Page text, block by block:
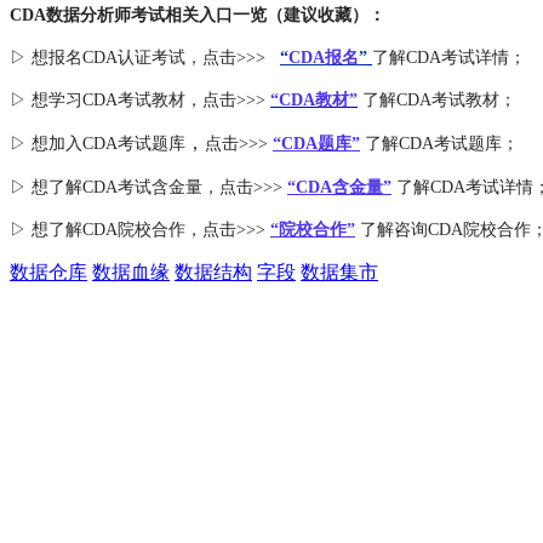
CDA数据分析师考试相关入口一览（建议收藏）：
▷ 想报名CDA认证考试，点击>>> “CDA报名” 了解CDA考试详情；
▷ 想学习CDA考试教材，点击>>> “CDA教材” 了解CDA考试教材；
▷ 想加入CDA考试题库 ， 点击>>> “CDA题库” 了解CDA考试题库；
▷ 想了解CDA考试含金量 ，点击>>> “CDA含金量” 了解CDA考试详情
▷ 想了解CDA院校合作 ，点击>>> “院校合作” 了解咨询CDA院校合作
数据仓库 数据血缘 数据结构 字段 数据集市